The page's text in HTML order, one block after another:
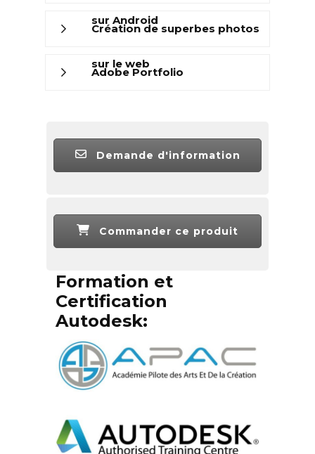
sur Android
Création de superbes photos
sur le web
Adobe Portfolio
Demande d'information
Commander ce produit
Formation et
Certification
Autodesk: